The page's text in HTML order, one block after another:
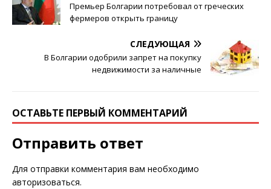
Премьер Болгарии потребовал от греческих
фермеров открыть границу
СЛЕДУЮЩАЯ
В Болгарии одобрили запрет на покупку
недвижимости за наличные
ОСТАВЬТЕ ПЕРВЫЙ КОММЕНТАРИЙ
Отправить ответ
Для отправки комментария вам необходимо
авторизоваться.